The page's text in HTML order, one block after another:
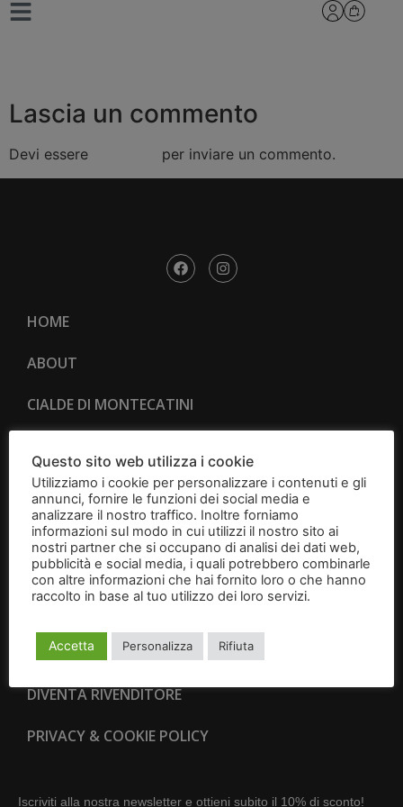
cialde
Lascia un commento
Devi essere per inviare un commento.
HOME
ABOUT
CIALDE DI MONTECATINI
BRIGIDINI
IDEE REGALO
CONTATTI
RESI E RECESSI
DIVENTA RIVENDITORE
PRIVACY & COOKIE POLICY
Iscriviti alla nostra newsletter e ottieni subito il 10% di sconto!
Questo sito web utilizza i cookie
Utilizziamo i cookie per personalizzare i contenuti e gli
annunci, fornire le funzioni dei social media e
analizzare il nostro traffico. Inoltre forniamo
informazioni sul modo in cui utilizzi il nostro sito ai
nostri partner che si occupano di analisi dei dati web,
pubblicità e social media, i quali potrebbero combinarle
con altre informazioni che hai fornito loro o che hanno
raccolto in base al tuo utilizzo dei loro servizi.
Accetta Personalizza Rifiuta